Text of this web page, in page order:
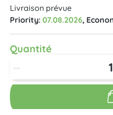
Livraison prévue
Priority: 07.08.2026,
Quantité